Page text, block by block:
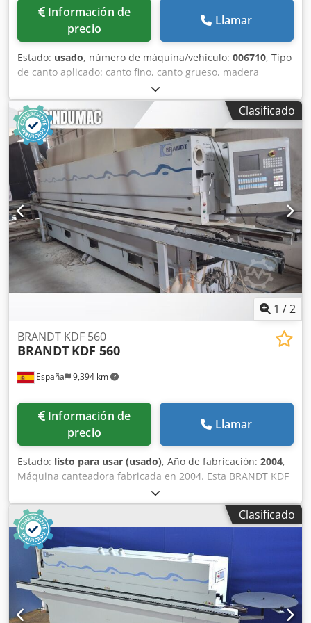
motor: 0,18 kW DETALLES DE LA MÁQUINA Control y
seguridad Software de programación de la máquina:
PowerControl PC20 Estándar de seguridad: Marcado CE
EQUIPAMIENTO Unidad de pre-fresado Magacín de rodillos
para bordes Depósito de adhesivo para adhesivo
termofusible EVA Precalentador para adhesivo
termofusible EVA Sistema de aire caliente AIRTEK 4 rodillos
de presión Unidad de acabado de extremos Unidad de
fresado fino para el rebaje y redondeo Unidad de
redondeo de esquinas WD60 Unidad de fresado de
desbaste Unidad de alisado de bordes Unidad de
aplicación de adhesivo Unidad de pulido Unidad de
pulverización Software de programación de la máquina
PowerControl PC20
Información de
precio
Llamar
Estado: usado, número de máquina/vehículo: 006710, Tipo
de canto aplicado: canto fino, canto grueso, madera
maciza, chapa de madera Sistema de pegado: EVA, aire
caliente Dkedpfxeqy Em To Akbsr Fresado de juntas: sí
Unidad multifuncional: sí Velocidad máx. Velocidad de
desplazamiento: 11 m/min
Clasificado
1 /2
España 9,394 km
BRANDT KDF 560
BRANDT KDF 560
Información de
precio
Llamar
Estado: listo para usar (usado), Año de fabricación: 2004,
Máquina canteadora fabricada en 2004. Esta BRANDT KDF
560 cuenta con ajuste automático de las unidades
mediante control por ordenador y es apta para el canteado
de cantos finos y gruesos, admitiendo espesores de canto
de 0,4 a 8 mm y alturas de pieza de trabajo de 8 a 50 mm.
Incluye diversas unidades instaladas, como una unidad de
prefresado, una unidad de aplicación de cola y unidades
de pulido. Si busca obtener un acabado de cantos de alta
calidad, considere la máquina BRANDT KDF 560 que
tenemos a la venta. Póngase en contacto con nosotros para
Clasificado